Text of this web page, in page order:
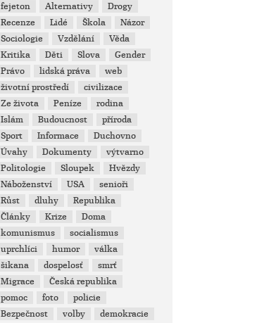
fejeton
Alternativy
Drogy
Recenze
Lidé Škola
Názor
Sociologie
Vzdělání
Věda
Kritika
Děti Slova
Gender
Právo
lidská práva
web
životní prostředí
civilizace
Ze života
Peníze
rodina
Islám
Budoucnost
příroda
Sport
Informace
Duchovno
Úvahy
Dokumenty
výtvarno
Politologie
Sloupek
Hvězdy
Náboženství
USA
senioři
Růst
dluhy
Republika
Články
Krize
Doma
komunismus
socialismus
uprchlíci
humor
válka
šikana
dospelosť
smrť
Migrace
Česká republika
pomoc
foto
policie
Bezpečnost
volby
demokracie